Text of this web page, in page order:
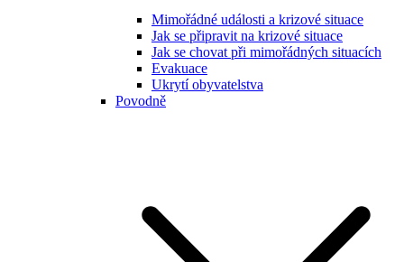
Mimořádné události a krizové situace
Jak se připravit na krizové situace
Jak se chovat při mimořádných situacích
Evakuace
Ukrytí obyvatelstva
Povodně